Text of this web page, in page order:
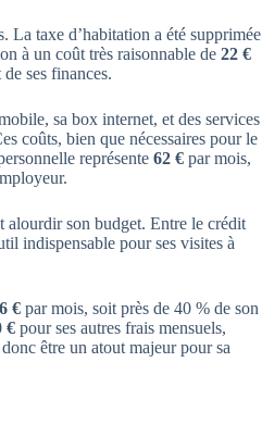
La taxe d’habitation a été supprimée
à un coût très raisonnable de 22 €
ses finances.
sa box internet, et des services
coûts, bien que nécessaires pour le
représente 62 € par mois,
alourdir son budget. Entre le crédit
indispensable pour ses visites à
€ par mois, soit près de 40 % de son
€ pour ses autres frais mensuels,
être un atout majeur pour sa